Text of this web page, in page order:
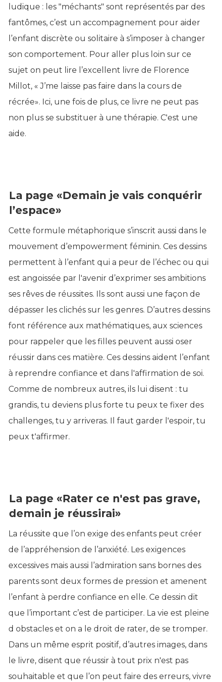
ludique : les "méchants" sont représentés par des
fantômes, c’est un accompagnement pour aider
l’enfant discrète ou solitaire à s’imposer à changer
son comportement. Pour aller plus loin sur ce
sujet on peut lire l’excellent livre de Florence
Millot, « J’me laisse pas faire dans la cours de
récrée». Ici, une fois de plus, ce livre ne peut pas
non plus se substituer à une thérapie. C'est une
aide.
La page «Demain je vais conquérir
l’espace»
Cette formule métaphorique s’inscrit aussi dans le
mouvement d’empowerment féminin. Ces dessins
permettent à l’enfant qui a peur de l’échec ou qui
est angoissée par l'avenir d’exprimer ses ambitions
ses rêves de réussites. Ils sont aussi une façon de
dépasser les clichés sur les genres. D’autres dessins
font référence aux mathématiques, aux sciences
pour rappeler que les filles peuvent aussi oser
réussir dans ces matière. Ces dessins aident l’enfant
à reprendre confiance et dans l'affirmation de soi.
Comme de nombreux autres, ils lui disent : tu
grandis, tu deviens plus forte tu peux te fixer des
challenges, tu y arriveras. Il faut garder l'espoir, tu
peux t'affirmer.
La page «Rater ce n'est pas grave,
demain je réussirai»
La réussite que l’on exige des enfants peut créer
de l’appréhension de l’anxiété. Les exigences
excessives mais aussi l’admiration sans bornes des
parents sont deux formes de pression et amenent
l’enfant à perdre confiance en elle. Ce dessin dit
que l’important c’est de participer. La vie est pleine
d obstacles et on a le droit de rater, de se tromper.
Dans un même esprit positif, d’autres images, dans
le livre, disent que réussir à tout prix n'est pas
souhaitable et que l’on peut faire des erreurs, vivre